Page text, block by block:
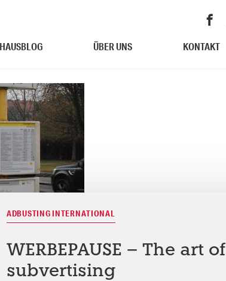
HAUSBLOG ÜBER UNS KONTAKT
ADBUSTING INTERNATIONAL
WERBEPAUSE – The art of
subvertising